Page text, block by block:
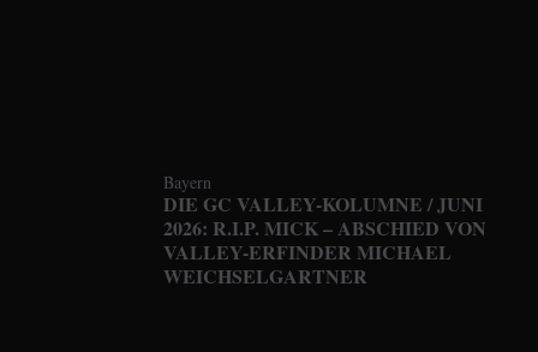
Bayern
DIE GC VALLEY-KOLUMNE / JUNI
2026: R.I.P. MICK – ABSCHIED VON
VALLEY-ERFINDER MICHAEL
WEICHSELGARTNER